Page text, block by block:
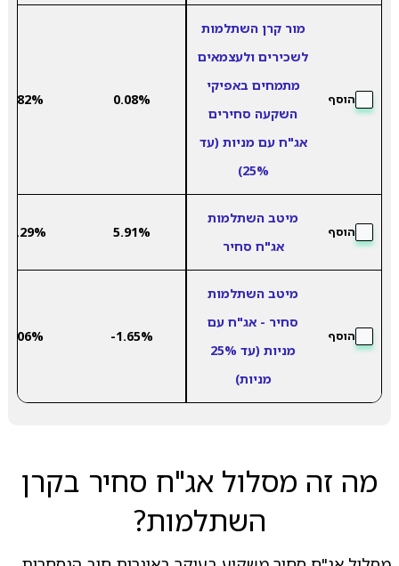
הוסף
מור קרן השתלמות
לשכירים ולעצמאים
מתמחים באפיקי
השקעה סחירים
אג"ח עם מניות (עד
25%)
0.08%
3.82%
הוסף
מיטב השתלמות
אג"ח סחיר
5.91%
-5.29%
הוסף
מיטב השתלמות
סחיר - אג"ח עם
מניות (עד 25%
מניות)
-1.65%
4.06%
מה זה מסלול אג"ח סחיר בקרן
השתלמות?